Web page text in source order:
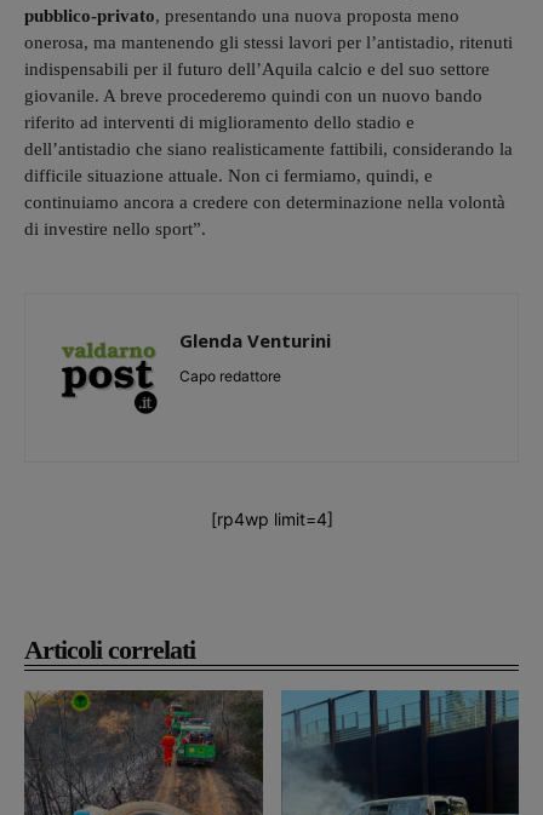
Articoli correlati
pubblico-privato, presentando una nuova proposta meno
onerosa, ma mantenendo gli stessi lavori per l’antistadio, ritenuti
indispensabili per il futuro dell’Aquila calcio e del suo settore
giovanile. A breve procederemo quindi con un nuovo bando
riferito ad interventi di miglioramento dello stadio e
dell’antistadio che siano realisticamente fattibili, considerando la
difficile situazione attuale. Non ci fermiamo, quindi, e
continuiamo ancora a credere con determinazione nella volontà
di investire nello sport”.
Glenda Venturini
Capo redattore
[rp4wp limit=4]